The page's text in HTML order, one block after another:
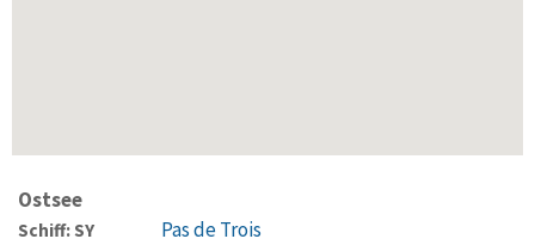
Ostsee
Schiff: SY Pas de Trois